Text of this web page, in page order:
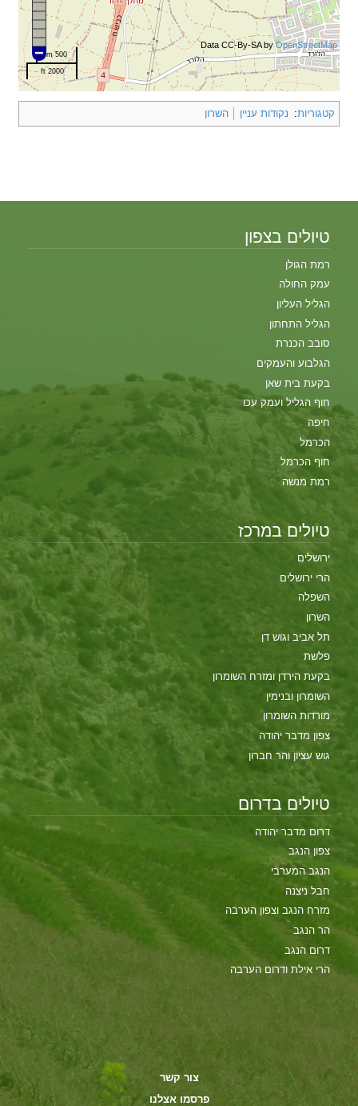
500 m
2000 ft
Data CC-By-SA byOpenStreetMap
קטגוריות: נקודות עניין השרון
טיולים בצפון
רמת הגולן
עמק החולה
הגליל העליון
הגליל התחתון
סובב הכנרת
הגלבוע והעמקים
בקעת בית שאן
חוף הגליל ועמק עכו
חיפה
הכרמל
חוף הכרמל
רמת מנשה
טיולים במרכז
ירושלים
הרי ירושלים
השפלה
השרון
תל אביב וגוש דן
פלשת
בקעת הירדן ומזרח השומרון
השומרון ובנימין
מורדות השומרון
צפון מדבר יהודה
גוש עציון והר חברון
טיולים בדרום
דרום מדבר יהודה
צפון הנגב
הנגב המערבי
חבל ניצנה
מזרח הנגב וצפון הערבה
הר הנגב
דרום הנגב
הרי אילת ודרום הערבה
צור קשר
פרסמו אצלנו